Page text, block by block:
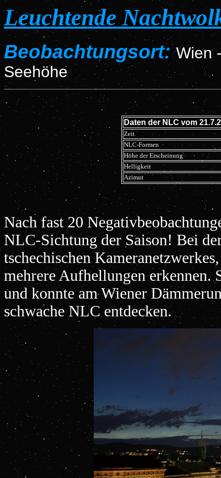
Leuchtende
Beobachtungsort: Wien
Seehöhe
Daten der NLC vom
Zeit
NLC-Formen
Höhe der Erscheinung
Helligkeit
Azimut
Nach fast 20
NLC-Sichtung der Saison! Bei
tschechischen
mehrere Aufhellungen erkennen.
und konnte am Wiener
schwache NLC entdecken.